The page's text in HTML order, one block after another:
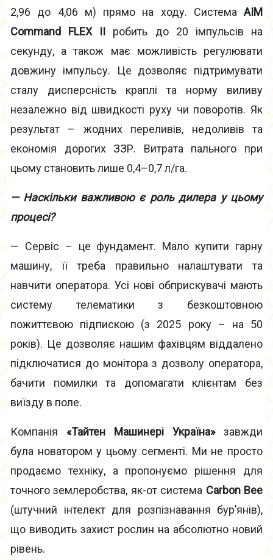
2,96 до 4,06 м) прямо на ходу. Система AIM
Command FLEX II робить до 20 імпульсів на
секунду, а також має можливість регулювати
довжину імпульсу. Це дозволяє підтримувати
сталу дисперсність краплі та норму виливу
незалежно від швидкості руху чи поворотів. Як
результат – жодних переливів, недоливів та
економія дорогих ЗЗР. Витрата пального при
цьому становить лише 0,4–0,7 л/га.
— Наскільки важливою є роль дилера у цьому
процесі?
— Сервіс – це фундамент. Мало купити гарну
машину, її треба правильно налаштувати та
навчити оператора. Усі нові обприскувачі мають
систему телематики з безкоштовною
пожиттєвою підпискою (з 2025 року – на 50
років). Це дозволяє нашим фахівцям віддалено
підключатися до монітора з дозволу оператора,
бачити помилки та допомагати клієнтам без
виїзду в поле.
Компанія «Тайтен Машинері Україна»завжди
була новатором у цьому сегменті. Ми не просто
продаємо техніку, а пропонуємо рішення для
точного землеробства, як-от система Carbon Bee
(штучний інтелект для розпізнавання бур’янів),
що виводить захист рослин на абсолютно новий
рівень.